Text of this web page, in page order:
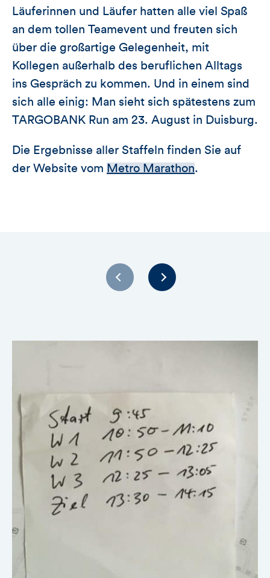
Läuferinnen und Läufer hatten alle viel Spaß
an dem tollen Teamevent und freuten sich
über die großartige Gelegenheit, mit
Kollegen außerhalb des beruflichen Alltags
ins Gespräch zu kommen. Und in einem sind
sich alle einig: Man sieht sich spätestens zum
TARGOBANK Run am 23. August in Duisburg.
Die Ergebnisse aller Staffeln finden Sie auf
der Website vom Metro Marathon.